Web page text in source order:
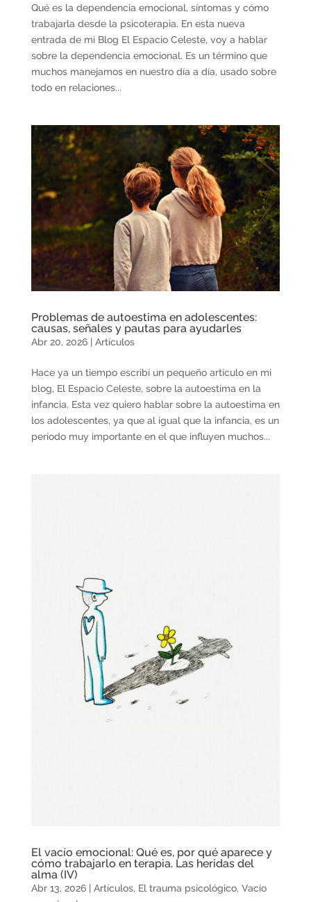
Qué es la dependencia emocional, síntomas y cómo
trabajarla desde la psicoterapia. En esta nueva
entrada de mi Blog El Espacio Celeste, voy a hablar
sobre la dependencia emocional. Es un término que
muchos manejamos en nuestro día a día, usado sobre
todo en relaciones...
Problemas de autoestima en adolescentes:
causas, señales y pautas para ayudarles
Abr 20, 2026| Artículos
Hace ya un tiempo escribí un pequeño artículo en mi
blog, El Espacio Celeste, sobre la autoestima en la
infancia. Esta vez quiero hablar sobre la autoestima en
los adolescentes, ya que al igual que la infancia, es un
período muy importante en el que influyen muchos...
El vacío emocional: Qué es, por qué aparece y
cómo trabajarlo en terapia. Las heridas del
alma (IV)
Abr 13, 2026| Artículos, El trauma psicológico, Vacío